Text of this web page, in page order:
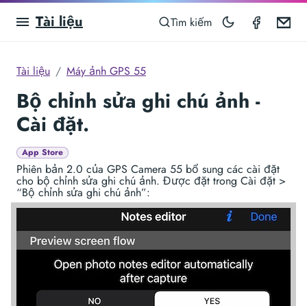
Tài liệu Tìm kiếm GPS
Tài liệu Máy ảnh GPS 55
Bộ chỉnh sửa ghi chú ảnh -
Cài đặt.
App Store
Phiên bản 2.0 của GPS Camera 55 bổ sung các cài đặt
cho bộ chỉnh sửa ghi chú ảnh. Được đặt trong Cài đặt >
“Bộ chỉnh sửa ghi chú ảnh”: